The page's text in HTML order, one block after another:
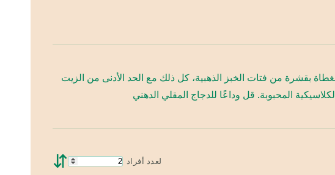
بقشرة من فتات الخبز الذهبية، كل ذلك مع الحد الأدنى من الزيت
المحبوبة. قل وداعًا للدجاج المقلي الدهني
لعدد أفراد ⇵